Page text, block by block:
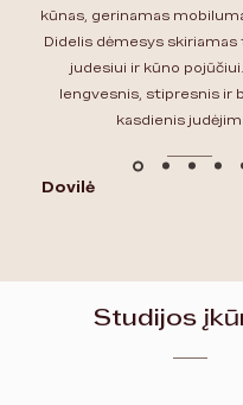
kūnas, gerinamas
Didelis dėmesys
judesiui ir kūno
lengvesnis, stipresnis ir
kasdienis
Dovilė
Studijos